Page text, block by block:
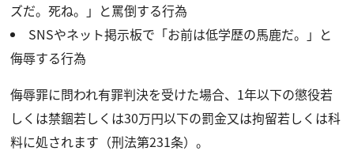
ズだ。死ね。」と罵倒する行為
SNSやネット掲示板で「お前は低学歴の馬鹿だ。」と
侮辱する行為
侮辱罪に問われ有罪判決を受けた場合、1年以下の懲役若
しくは禁錮若しくは30万円以下の罰金又は拘留若しくは科
料に処されます（刑法第231条）。